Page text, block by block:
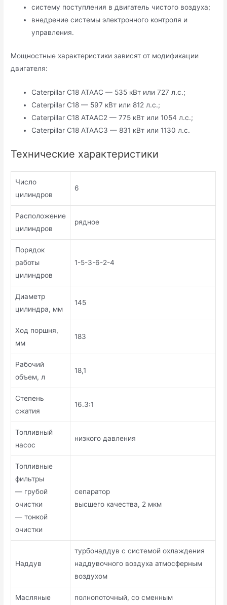
систему поступления в двигатель чистого воздуха;
внедрение системы электронного контроля и
управления.
Мощностные характеристики зависят от модификации
двигателя:
Caterpillar C18 ATAAC — 535 кВт или 727 л.с.;
Caterpillar C18 — 597 кВт или 812 л.с.;
Caterpillar C18 ATAAC2 — 775 кВт или 1054 л.с.;
Caterpillar C18 ATAAC3 — 831 кВт или 1130 л.с.
Технические характеристики
Число
цилиндров
6
Расположение
цилиндров
рядное
Порядок
работы
цилиндров
1-5-3-6-2-4
Диаметр
цилиндра, мм
145
Ход поршня,
мм
183
Рабочий
объем, л
18,1
Степень
сжатия
16.3:1
Топливный
насос
низкого давления
Топливные
фильтры
— грубой
очистки
— тонкой
очистки
сепаратор
высшего качества, 2 мкм
Наддув
турбонаддув с системой охлаждения
наддувочного воздуха атмосферным
воздухом
Масляные полнопоточный, со сменным